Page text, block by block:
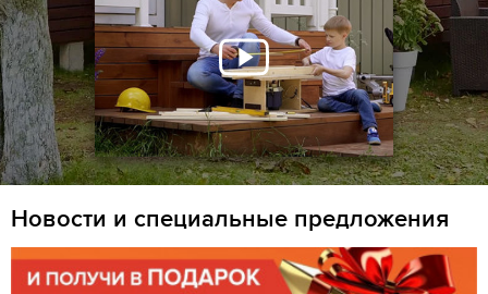
Новости и специальные предложения